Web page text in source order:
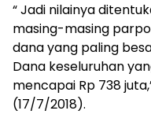
“ Jadi nilainya
masing-masing
dana yang paling
Dana keseluruhan
mencapai Rp 738
(17/7/2018).